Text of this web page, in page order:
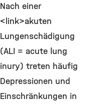
Nach einer
<link>akuten
Lungenschädigung
(ALI = acute lung
inury) treten häufig
Depressionen und
Einschränkungen in